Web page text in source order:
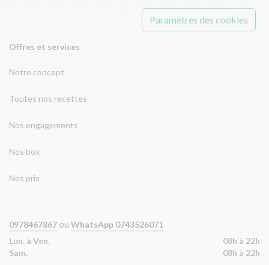
Offres et services
Notre concept
Toutes nos recettes
Nos engagements
Nos box
Nos prix
Paramètres des cookies
0978467867 ou WhatsApp 0743526071
Lun. à Ven.
08h à 22h
Sam.
08h à 22h